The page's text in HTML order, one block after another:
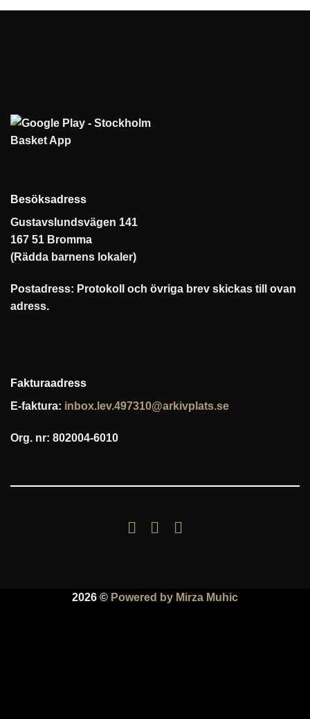
Besöksadress
Gustavslundsvägen 141
167 51 Bromma
(Rädda barnens lokaler)
Postadress: Protokoll och övriga brev skickas till ovan
adress.
Fakturaadress
E-faktura: inbox.lev.497310@arkivplats.se
Org. nr: 802004-6010
2026 © Powered by Mirza Muhic